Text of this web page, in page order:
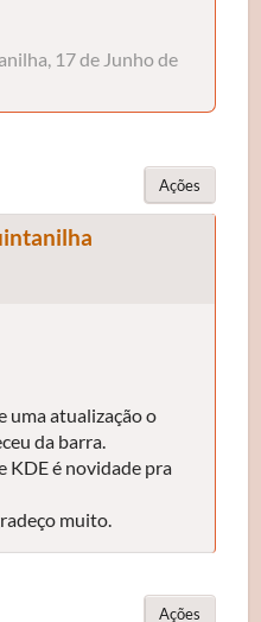
17 de Junho de
Ações
uma atualização o
da barra.
KDE é novidade pra
muito.
Ações